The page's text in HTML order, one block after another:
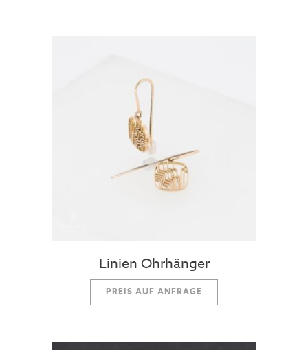
Linien Ohrhänger
PREIS AUF ANFRAGE